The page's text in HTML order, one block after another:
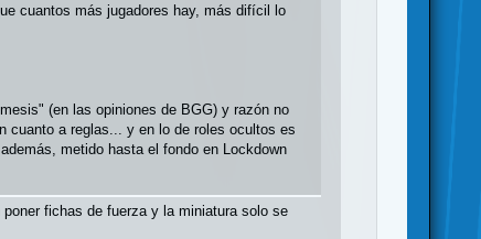
cuantos más jugadores hay, más difícil lo
(en las opiniones de BGG) y razón no
cuanto a reglas... y en lo de roles ocultos es
metido hasta el fondo en Lockdown
fichas de fuerza y la miniatura solo se